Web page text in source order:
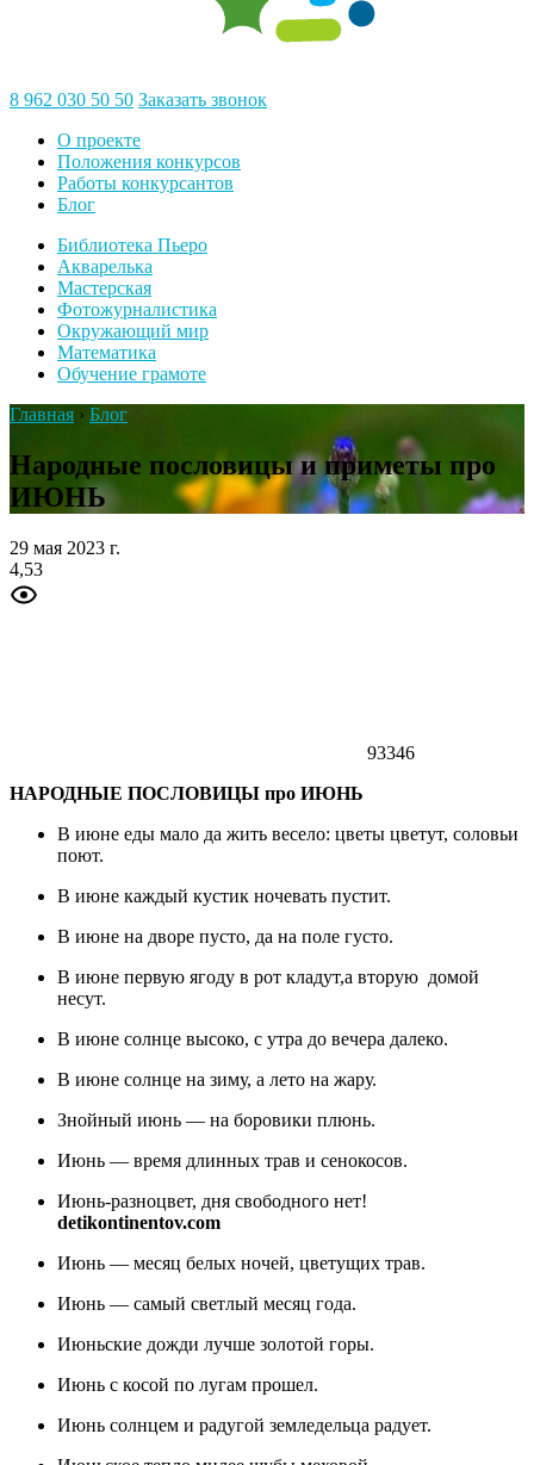
8 962 030 50 50 Заказать звонок
О проекте
Положения конкурсов
Работы конкурсантов
Блог
Библиотека Пьеро
Акварелька
Мастерская
Фотожурналистика
Окружающий мир
Математика
Обучение грамоте
Главная › Блог
Народные пословицы и приметы про
ИЮНЬ
29 мая 2023 г.
4,53
93346
НАРОДНЫЕ ПОСЛОВИЦЫ про ИЮНЬ
В июне еды мало да жить весело: цветы цветут, соловьи
поют.
В июне каждый кустик ночевать пустит.
В июне на дворе пусто, да на поле густо.
В июне первую ягоду в рот кладут,а вторую домой
несут.
В июне солнце высоко, с утра до вечера далеко.
В июне солнце на зиму, а лето на жару.
Знойный июнь — на боровики плюнь.
Июнь — время длинных трав и сенокосов.
Июнь-разноцвет, дня свободного нет!
detikontinentov.com
Июнь — месяц белых ночей, цветущих трав.
Июнь — самый светлый месяц года.
Июньские дожди лучше золотой горы.
Июнь с косой по лугам прошел.
Июнь солнцем и радугой земледельца радует.